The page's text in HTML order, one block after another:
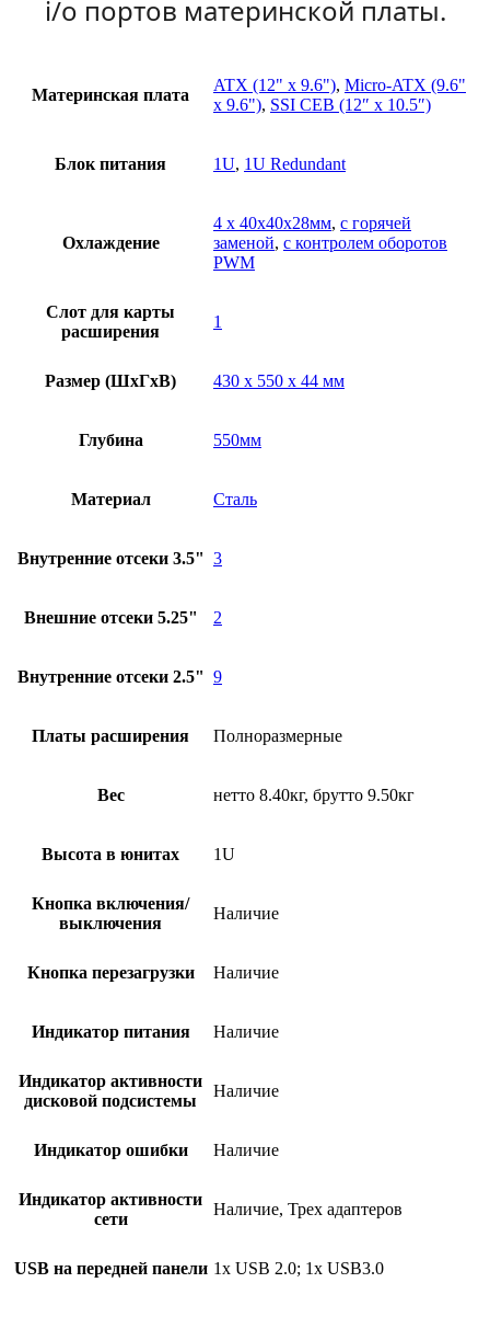
i/o портов материнской платы.
Материнская плата
ATX (12" x 9.6"), Micro-ATX (9.6"
x 9.6"), SSI CEB (12″ x 10.5″)
Блок питания 1U, 1U Redundant
Охлаждение
4 x 40x40x28мм, с горячей
заменой, с контролем оборотов
PWM
Слот для карты
расширения
1
Размер (ШxГxВ) 430 x 550 x 44 мм
Глубина 550мм
Материал Сталь
Внутренние отсеки 3.5" 3
Внешние отсеки 5.25" 2
Внутренние отсеки 2.5" 9
Платы расширения Полноразмерные
Вес нетто 8.40кг, брутто 9.50кг
Высота в юнитах 1U
Кнопка включения/
выключения
Наличие
Кнопка перезагрузки Наличие
Индикатор питания Наличие
Индикатор активности
дисковой подсистемы
Наличие
Индикатор ошибки Наличие
Индикатор активности
сети
Наличие, Трех адаптеров
USB на передней панели 1x USB 2.0; 1x USB3.0